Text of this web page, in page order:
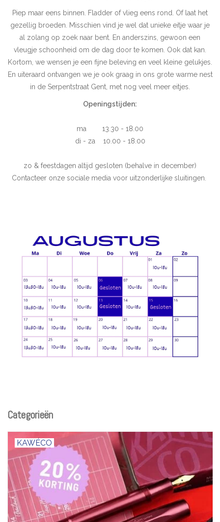
Cadeaubonnen
Blog
Piep maar eens binnen. Fladder of vlieg eens rond. Of laat het
gezellig broeden. Misschien vind je wel dat unieke eitje waar je
al zolang op zoek naar bent. En anderszins, gewoon een
vleugje schoonheid om de dag door te komen. Ook dat kan.
Kortom, we wensen je een fijne beleving en veel kleine gelukjes.
En uiteraard ontvangen we je ook graag in ons grote warme nest
in de Serpentstraat Gent, met nog veel meer eitjes.
Openingstijden:
ma 13.30 - 18.00
di - za 10.00 - 18.00
zo & feestdagen altijd gesloten (behalve in december)
Contacteer onze sociale media voor uitzonderlijke sluitingen.
Categorieën
KAWÉCO